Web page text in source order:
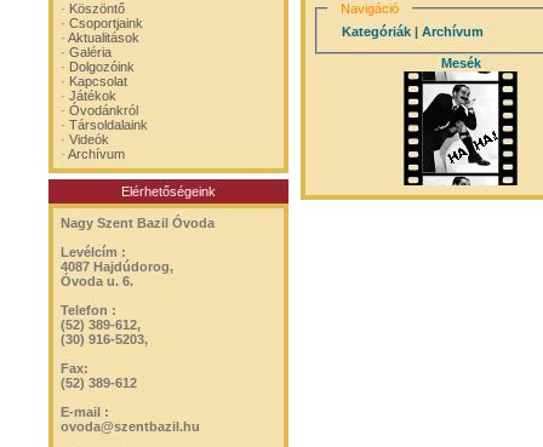
· Köszöntő
· Csoportjaink
· Aktualitások
· Galéria
· Dolgozóink
· Kapcsolat
· Játékok
· Óvodánkról
· Társoldalaink
· Videók
· Archívum
Elérhetőségeink
Nagy Szent Bazil Óvoda
Levélcím :
4087 Hajdúdorog,
Óvoda u. 6.
Telefon :
(52) 389-612,
(30) 916-5203,
Fax:
(52) 389-612
E-mail :
ovoda@szentbazil.hu
Navigáció
Kategóriák | Archívum
Mesék